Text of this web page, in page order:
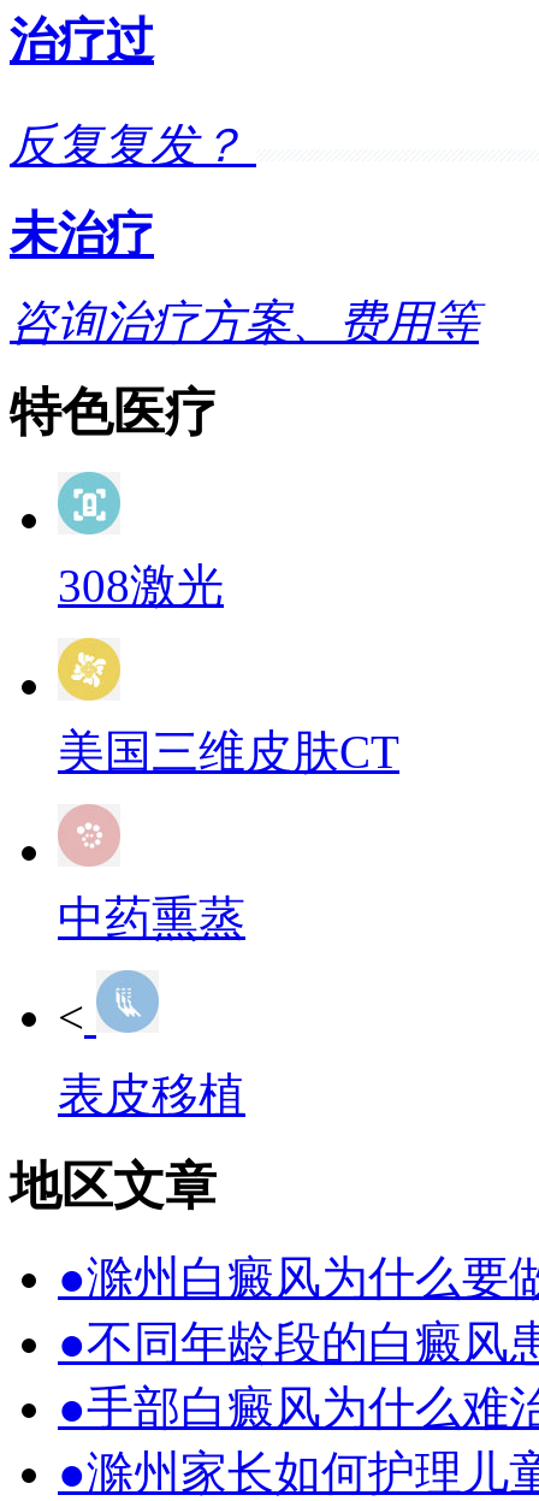
治疗过
反复复发？
未治疗
咨询治疗方案、费用等
特色医疗
308激光
美国三维皮肤CT
中药熏蒸
<
表皮移植
地区文章
●滁州白癜风为什么要
●不同年龄段的白癜风
●手部白癜风为什么难
●滁州家长如何护理儿